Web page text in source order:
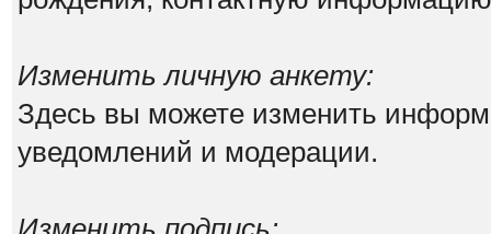
Изменить личную анкету:
Здесь вы можете изменить
уведомлений и модерации.